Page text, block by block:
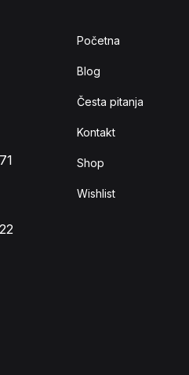
Početna
Blog
Česta pitanja
Kontakt
Shop
Wishlist